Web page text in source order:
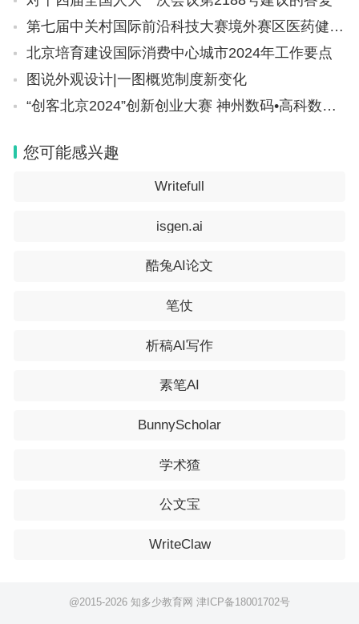
第七届中关村国际前沿科技大赛境外赛区医药健康领域决赛举办
北京培育建设国际消费中心城市2024年工作要点
图说外观设计|一图概览制度新变化
“创客北京2024”创新创业大赛 神州数码•高科数聚汽车行业大数据驱动决策专项赛项目征集通知
您可能感兴趣
Writefull
isgen.ai
酷兔AI论文
笔仗
析稿AI写作
素笔AI
BunnyScholar
学术猹
公文宝
WriteClaw
@2015-2026 知多少教育网 津ICP备18001702号